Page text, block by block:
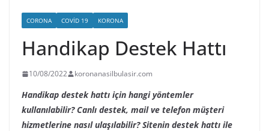
CORONA COVID 19 KORONA
Handikap Destek Hattı
10/08/2022 koronanasilbulasir.com
Handikap destek hattı için hangi yöntemler
kullanılabilir? Canlı destek, mail ve telefon müşteri
hizmetlerine nasıl ulaşılabilir? Sitenin destek hattı ile